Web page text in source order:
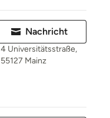
Nachricht
4 Universitätsstraße,
55127 Mainz